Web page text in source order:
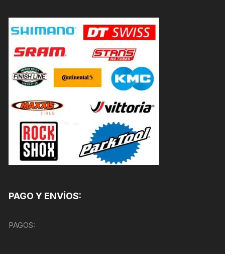
PAGO Y ENVÍOS:
PAGOS: